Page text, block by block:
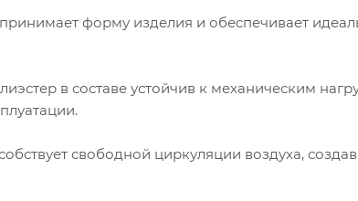
форму изделия и обеспечивает
в составе устойчив к механическим
свободной циркуляции воздуха,